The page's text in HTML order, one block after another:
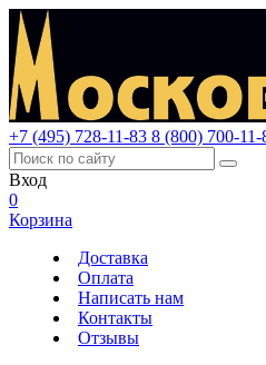
+7 (495) 728-11-83 8 (800) 700-11-
Вход
0
Корзина
Доставка
Оплата
Написать нам
Контакты
Отзывы